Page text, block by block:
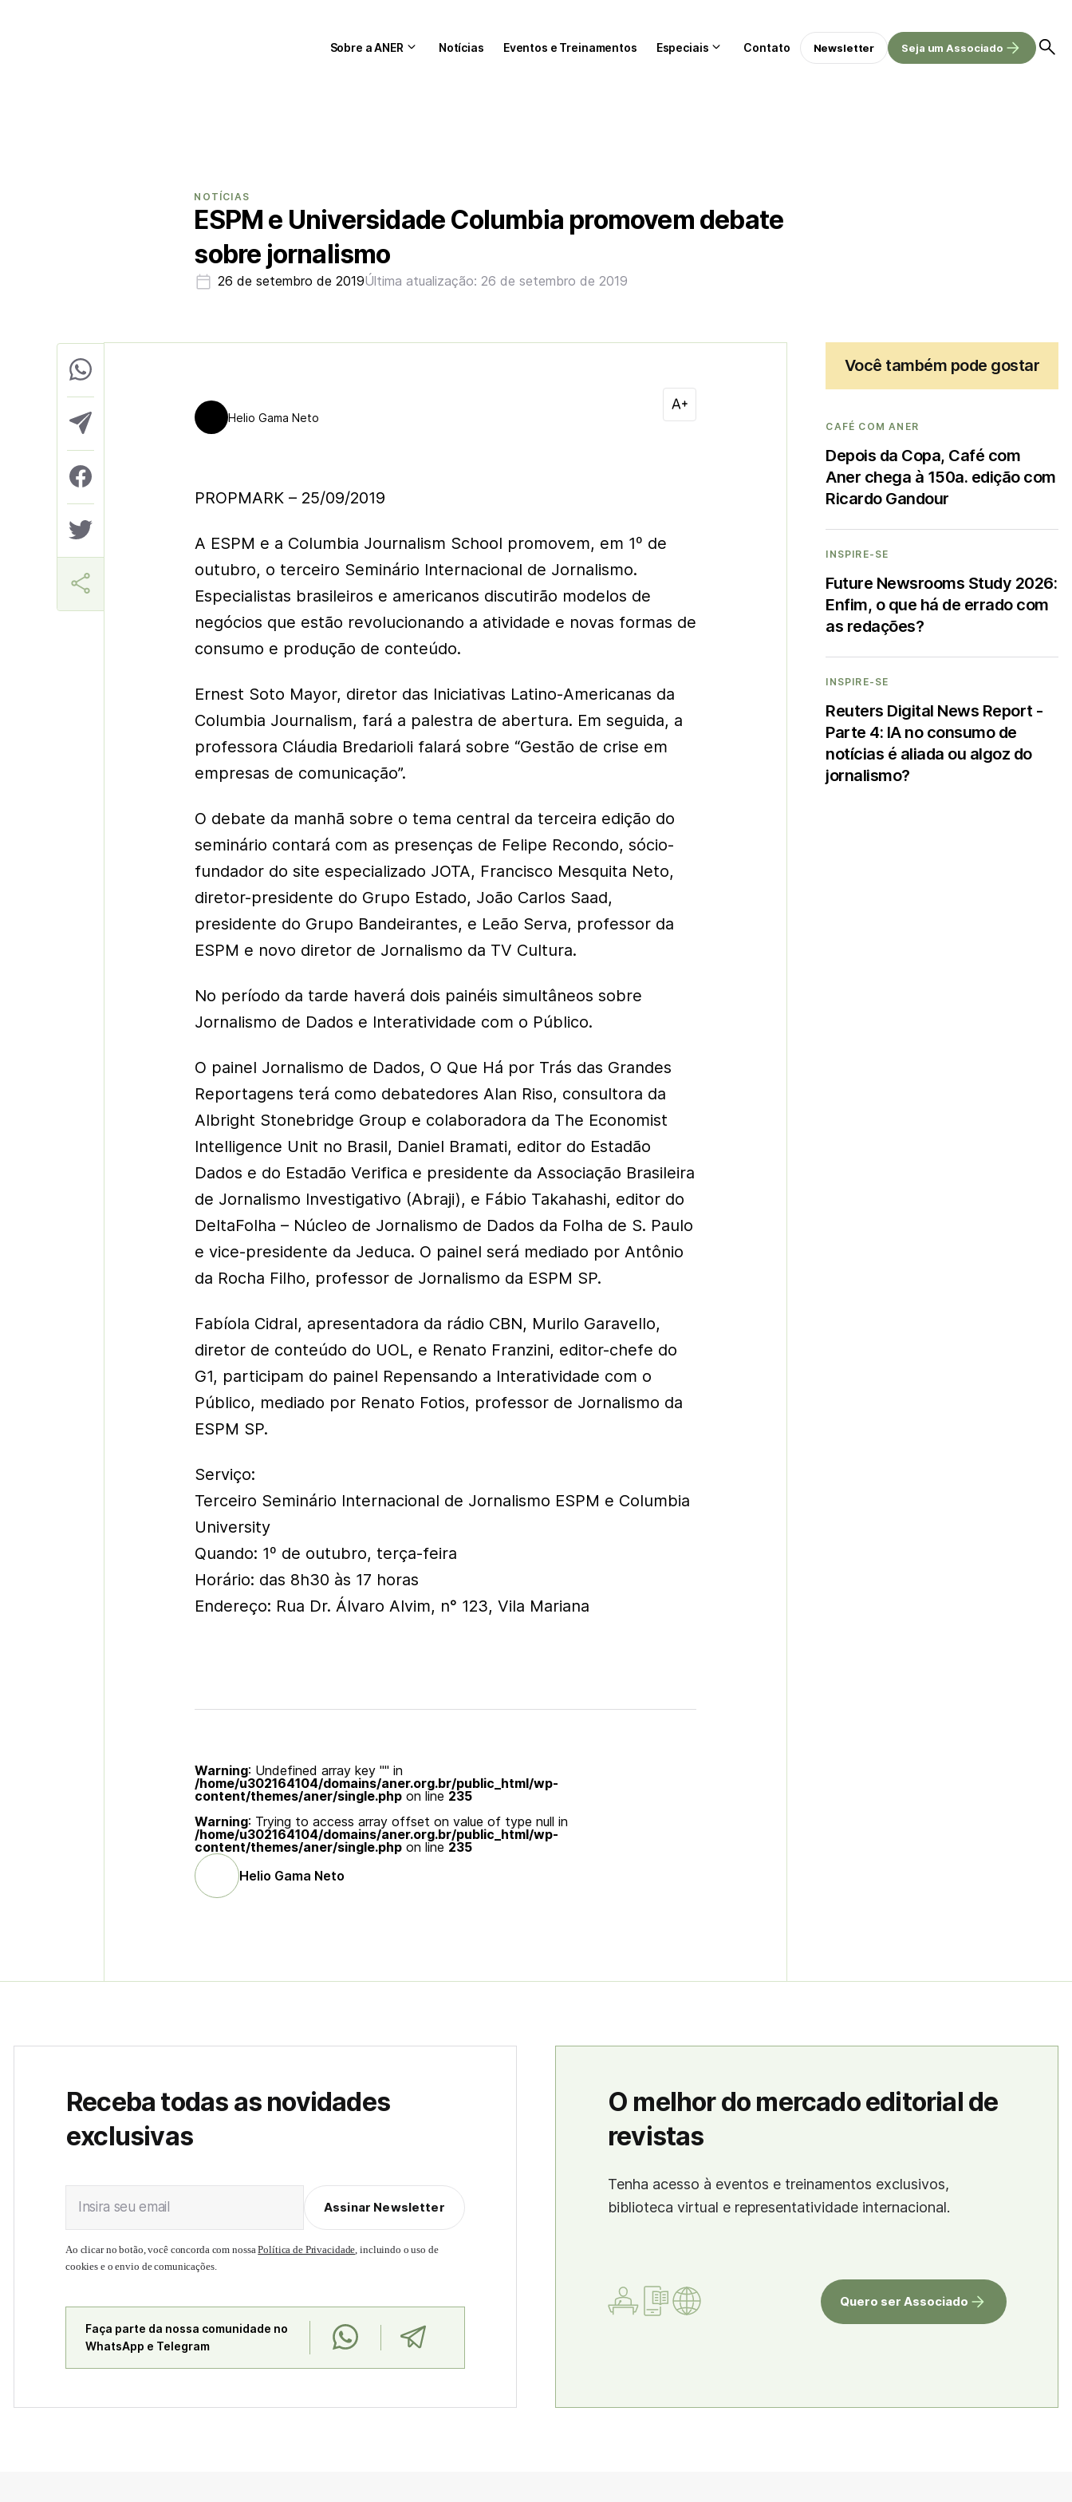
Sobre a ANER Notícias Eventos e Treinamentos Especiais Contato Newsletter Seja um Associado
NOTÍCIAS
ESPM e Universidade Columbia promovem debate
sobre jornalismo
26 de setembro de 2019Última atualização: 26 de setembro de 2019
Helio Gama Neto
PROPMARK – 25/09/2019
A ESPM e a Columbia Journalism School promovem, em 1º de
outubro, o terceiro Seminário Internacional de Jornalismo.
Especialistas brasileiros e americanos discutirão modelos de
negócios que estão revolucionando a atividade e novas formas de
consumo e produção de conteúdo.
Ernest Soto Mayor, diretor das Iniciativas Latino-Americanas da
Columbia Journalism, fará a palestra de abertura. Em seguida, a
professora Cláudia Bredarioli falará sobre “Gestão de crise em
empresas de comunicação”.
O debate da manhã sobre o tema central da terceira edição do
seminário contará com as presenças de Felipe Recondo, sócio-
fundador do site especializado JOTA, Francisco Mesquita Neto,
diretor-presidente do Grupo Estado, João Carlos Saad,
presidente do Grupo Bandeirantes, e Leão Serva, professor da
ESPM e novo diretor de Jornalismo da TV Cultura.
No período da tarde haverá dois painéis simultâneos sobre
Jornalismo de Dados e Interatividade com o Público.
O painel Jornalismo de Dados, O Que Há por Trás das Grandes
Reportagens terá como debatedores Alan Riso, consultora da
Albright Stonebridge Group e colaboradora da The Economist
Intelligence Unit no Brasil, Daniel Bramati, editor do Estadão
Dados e do Estadão Verifica e presidente da Associação Brasileira
de Jornalismo Investigativo (Abraji), e Fábio Takahashi, editor do
DeltaFolha – Núcleo de Jornalismo de Dados da Folha de S. Paulo
e vice-presidente da Jeduca. O painel será mediado por Antônio
da Rocha Filho, professor de Jornalismo da ESPM SP.
Fabíola Cidral, apresentadora da rádio CBN, Murilo Garavello,
diretor de conteúdo do UOL, e Renato Franzini, editor-chefe do
G1, participam do painel Repensando a Interatividade com o
Público, mediado por Renato Fotios, professor de Jornalismo da
ESPM SP.
Serviço:
Terceiro Seminário Internacional de Jornalismo ESPM e Columbia
University
Quando: 1º de outubro, terça-feira
Horário: das 8h30 às 17 horas
Endereço: Rua Dr. Álvaro Alvim, n° 123, Vila Mariana
Warning: Undefined array key "" in
/home/u302164104/domains/aner.org.br/public_html/wp-
content/themes/aner/single.php on line 235
Warning: Trying to access array offset on value of type null in
/home/u302164104/domains/aner.org.br/public_html/wp-
content/themes/aner/single.php on line 235
Helio Gama Neto
Você também pode gostar
CAFÉ COM ANER
Depois da Copa, Café com
Aner chega à 150a. edição com
Ricardo Gandour
INSPIRE-SE
Future Newsrooms Study 2026:
Enfim, o que há de errado com
as redações?
INSPIRE-SE
Reuters Digital News Report -
Parte 4: IA no consumo de
notícias é aliada ou algoz do
jornalismo?
Receba todas as novidades
exclusivas
Insira seu email Assinar Newsletter
Ao clicar no botão, você concorda com nossaPolítica de Privacidade, incluindo o uso de
cookies e o envio de comunicações.
Faça parte da nossa comunidade no
WhatsApp e Telegram
O melhor do mercado editorial de
revistas
Tenha acesso à eventos e treinamentos exclusivos,
biblioteca virtual e representatividade internacional.
Quero ser Associado